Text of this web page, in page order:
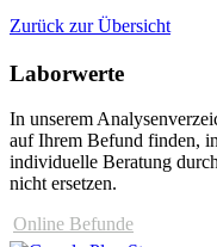
Zurück zur Übersicht
Laborwerte
In unserem
auf Ihrem Befund finden,
individuelle Beratung
nicht ersetzen.
Online Befunde